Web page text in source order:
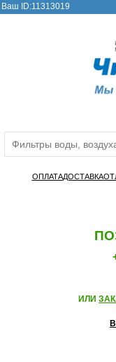
Ваш ID:11313019
ОПЛАТАДОСТАВКА
ИЛИ